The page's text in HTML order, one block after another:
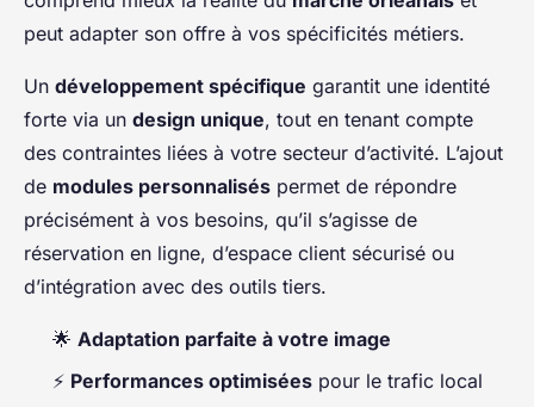
peut adapter son offre à vos spécificités métiers.
Un développement spécifique garantit une identité
forte via un design unique, tout en tenant compte
des contraintes liées à votre secteur d’activité. L’ajout
de modules personnalisés permet de répondre
précisément à vos besoins, qu’il s’agisse de
réservation en ligne, d’espace client sécurisé ou
d’intégration avec des outils tiers.
🌟 Adaptation parfaite à votre image
⚡ Performances optimisées pour le trafic local